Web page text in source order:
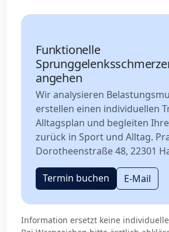
Funktionelle
angehen
Wir analysieren
erstellen einen individuellen
Alltagsplan und begleiten
zurück in Sport und Alltag.
Dorotheenstraße 48, 22301
Termin buchen E-Mail
Information ersetzt keine